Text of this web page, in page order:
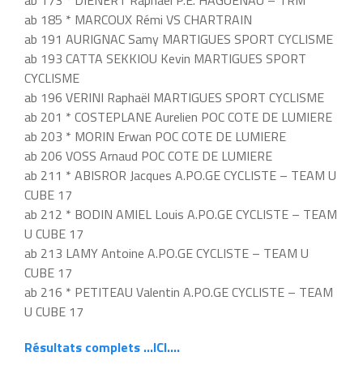
ab 185 * MARCOUX Rémi VS CHARTRAIN
ab 191 AURIGNAC Samy MARTIGUES SPORT CYCLISME
ab 193 CATTA SEKKIOU Kevin MARTIGUES SPORT
CYCLISME
ab 196 VERINI Raphaël MARTIGUES SPORT CYCLISME
ab 201 * COSTEPLANE Aurelien POC COTE DE LUMIERE
ab 203 * MORIN Erwan POC COTE DE LUMIERE
ab 206 VOSS Arnaud POC COTE DE LUMIERE
ab 211 * ABISROR Jacques A.PO.GE CYCLISTE – TEAM U
CUBE 17
ab 212 * BODIN AMIEL Louis A.PO.GE CYCLISTE – TEAM
U CUBE 17
ab 213 LAMY Antoine A.PO.GE CYCLISTE – TEAM U
CUBE 17
ab 216 * PETITEAU Valentin A.PO.GE CYCLISTE – TEAM
U CUBE 17
Résultats complets …ICI….